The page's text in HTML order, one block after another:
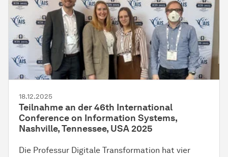
18.12.2025
Teilnahme an der 46th International
Conference on Information Systems,
Nashville, Tennessee, USA 2025
Die Professur Digitale Transformation hat vier